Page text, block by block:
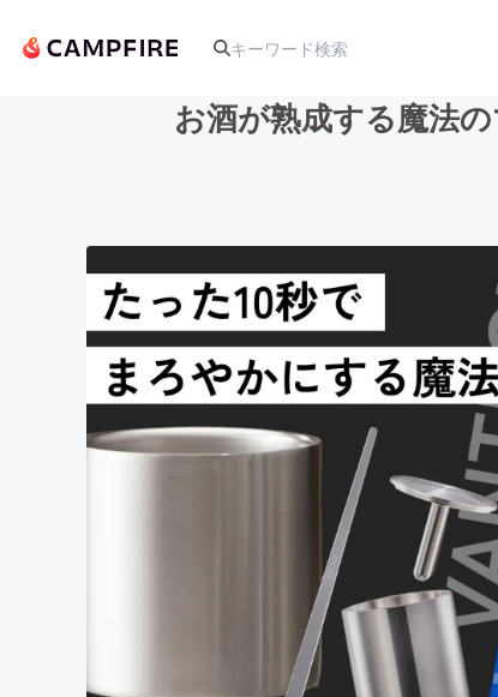
アート・写真
テクノロジー・ガジェット
映像・映画
ビジネス・起業
まちづくり・地域活性化
お酒が熟成する魔法